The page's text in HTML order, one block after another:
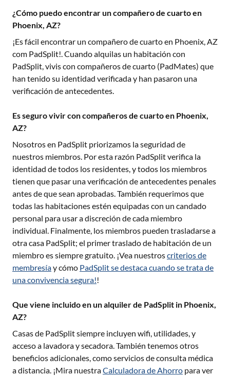
¿Cómo puedo encontrar un compañero de cuarto en
Phoenix, AZ?
¡Es fácil encontrar un compañero de cuarto en Phoenix, AZ
com PadSplit!. Cuando alquilas un habitación con
PadSplit, vivis con compañeros de cuarto (PadMates) que
han tenido su identidad verificada y han pasaron una
verificación de antecedentes.
Es seguro vivir con compañeros de cuarto en Phoenix,
AZ?
Nosotros en PadSplit priorizamos la seguridad de
nuestros miembros. Por esta razón PadSplit verifica la
identidad de todos los residentes, y todos los miembros
tienen que pasar una verificación de antecedentes penales
antes de que sean aprobadas. También requerimos que
todas las habitaciones estén equipadas con un candado
personal para usar a discreción de cada miembro
individual. Finalmente, los miembros pueden trasladarse a
otra casa PadSplit; el primer traslado de habitación de un
miembro es siempre gratuito. ¡Vea nuestroscriterios de
membresíay cómo PadSplit se destaca cuando se trata de
una convivencia segura!!
Que viene incluido en un alquiler de PadSplit in Phoenix,
AZ?
Casas de PadSplit siempre incluyen wifi, utilidades, y
acceso a lavadora y secadora. También tenemos otros
beneficios adicionales, como servicios de consulta médica
a distancia. ¡Mira nuestraCalculadora de Ahorro para ver